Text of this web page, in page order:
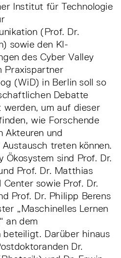
Institut für Technologie
(Prof. Dr.
sowie den KI-
des Cyber Valley
Praxispartner
(WiD) in Berlin soll so
Debatte
werden, um auf dieser
wie Forschende
Akteuren und
treten können.
Ökosystem sind Prof. Dr.
Prof. Dr. Matthias
sowie Prof. Dr.
Prof. Dr. Philipp Berens
„Maschinelles Lernen
an dem
beteiligt. Darüber hinaus
Dr.